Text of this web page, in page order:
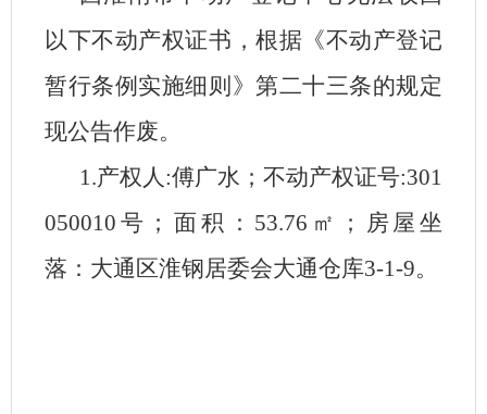
以下不动产权证书，根据《不动产登记
暂行条例实施细则》第二十三条的规定
现公告作废。
1.产权人:傅广水；不动产权证号:301
050010号；面积：53.76㎡；房屋坐
落：大通区淮钢居委会大通仓库3-1-9。